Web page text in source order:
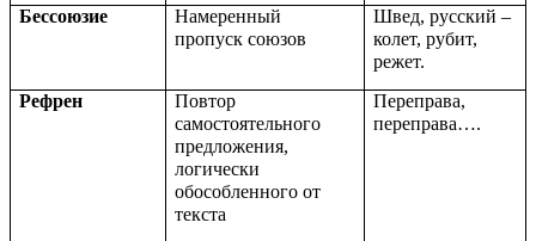
Бессоюзие
Намеренный
пропуск союзов
Швед, русский –
колет, рубит,
режет.
Рефрен
Повтор
самостоятельного
предложения,
логически
обособленного от
текста
Переправа,
переправа….